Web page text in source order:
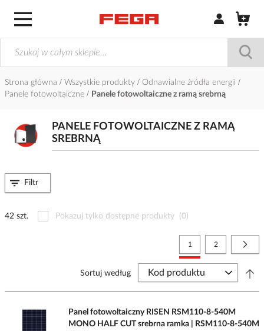
Zaloguj się /
Strona główna Wszystkie produkty
Odnawialne źródła energii
Panele fotowoltaiczne
Panele fotowoltaiczne z ramą srebrną
PANELE FOTOWOLTAICZNE Z RAMĄ
SREBRNĄ
42 szt. Pokazuj tylko dostępne produkty (0)
Strona
Aktualnie czytasz stronę
1 Strona
2
Sortuj według
Panel fotowoltaiczny RISEN RSM110-8-540M
MONO HALF CUT srebrna ramka | RSM110-8-540M
Filtr